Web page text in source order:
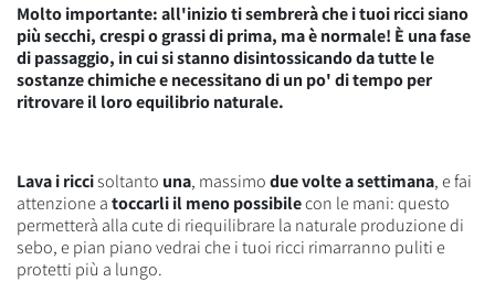
Molto importante: all'inizio ti sembrerà che i tuoi ricci siano
più secchi, crespi o grassi di prima, ma è normale! È una fase
di passaggio, in cui si stanno disintossicando da tutte le
sostanze chimiche e necessitano di un po' di tempo per
ritrovare il loro equilibrio naturale.
Lava i riccisoltanto una, massimodue volte a settimana, e fai
attenzione atoccarli il meno possibilecon le mani: questo
permetterà alla cute di riequilibrare la naturale produzione di
sebo, e pian piano vedrai che i tuoi ricci rimarranno puliti e
protetti più a lungo.